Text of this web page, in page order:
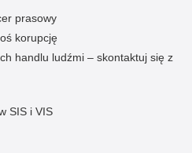
prasowy
korupcję
handlu ludźmi – skontaktuj się z
SIS i VIS